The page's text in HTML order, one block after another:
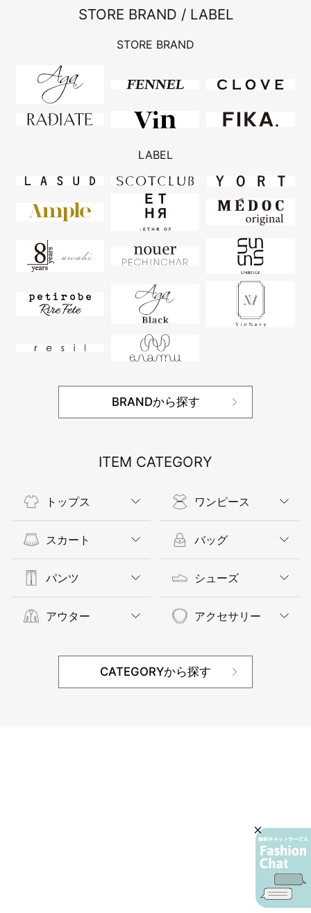
STORE BRAND / LABEL
STORE BRAND
LABEL
BRANDから探す
ITEM CATEGORY
トップス
スカート
パンツ
アウター
ワンピース
バッグ
シューズ
アクセサリー
CATEGORYから探す